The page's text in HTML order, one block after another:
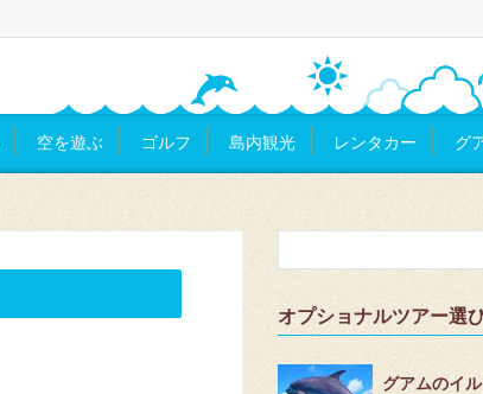
空を遊ぶ ゴルフ 島内観光 レンタカー グ
オプショナルツアー選
グアムのイ